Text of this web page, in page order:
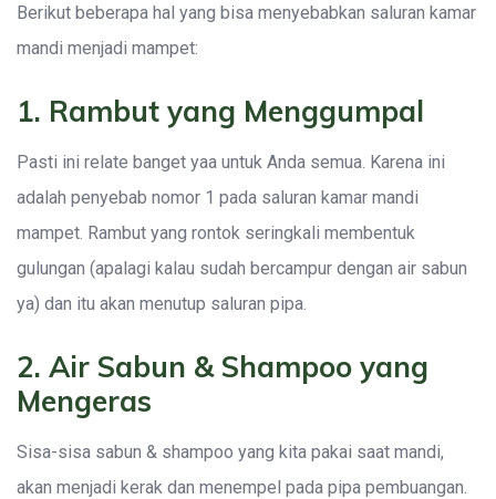
Berikut beberapa hal yang bisa menyebabkan saluran kamar
mandi menjadi mampet:
1. Rambut yang Menggumpal
Pasti ini relate banget yaa untuk Anda semua. Karena ini
adalah penyebab nomor 1 pada saluran kamar mandi
mampet. Rambut yang rontok seringkali membentuk
gulungan (apalagi kalau sudah bercampur dengan air sabun
ya) dan itu akan menutup saluran pipa.
2. Air Sabun & Shampoo yang
Mengeras
Sisa-sisa sabun & shampoo yang kita pakai saat mandi,
akan menjadi kerak dan menempel pada pipa pembuangan.